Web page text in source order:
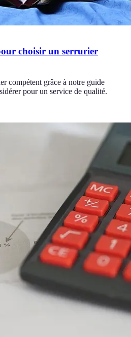
choisir un serrurier
compétent grâce à notre guide
pour un service de qualité.